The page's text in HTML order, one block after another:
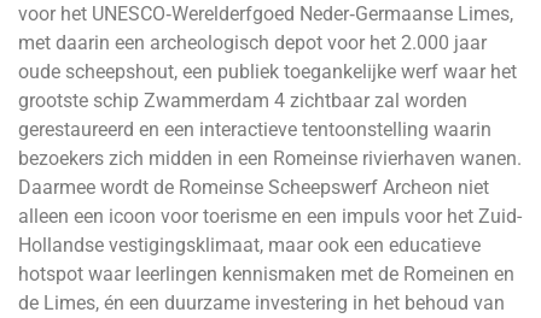
voor het UNESCO‑Werelderfgoed Neder‑Germaanse Limes,
met daarin een archeologisch depot voor het 2.000 jaar
oude scheepshout, een publiek toegankelijke werf waar het
grootste schip Zwammerdam 4 zichtbaar zal worden
gerestaureerd en een interactieve tentoonstelling waarin
bezoekers zich midden in een Romeinse rivierhaven wanen.
Daarmee wordt de Romeinse Scheepswerf Archeon niet
alleen een icoon voor toerisme en een impuls voor het Zuid-
Hollandse vestigingsklimaat, maar ook een educatieve
hotspot waar leerlingen kennismaken met de Romeinen en
de Limes, én een duurzame investering in het behoud van